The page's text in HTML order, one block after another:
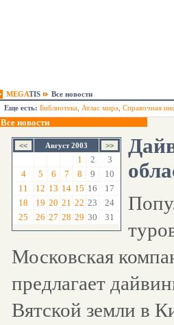
MEGATIS
Все новости
Еще есть: Библиотека Атлас мира Справочная
Все новости
Август 2003
1 2
3
4
5 6 7 8 9
10
11
12 13 14 15 16
17
18
19 20 21 22 23
24
25
26 27 28 29 30 31
Московская
предлагает
Вятской земли в